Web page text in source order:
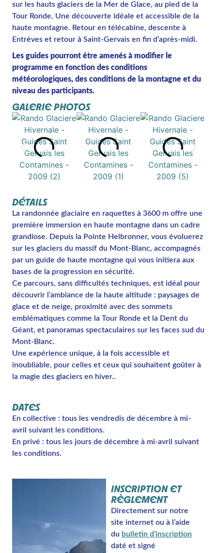
sur les hauts glaciers de la Mer de Glace, au pied de la
Tour Ronde. Une découverte idéale et accessible de la
haute montagne. Retour en télécabine, descente à
Entrèves et retour à Saint-Gervais en fin d’après-midi.
Les guides pourront être amenés à modifier le
programme en fonction des conditions
météorologiques, des conditions de la montagne et du
niveau des participants.
GALERIE PHOTOS
DÉTAILS
La randonnée glaciaire en raquettes à 3600 m offre une
première immersion en haute montagne dans un cadre
grandiose. Depuis la Pointe Helbronner, vous évoluerez
sur les glaciers du massif du Mont-Blanc, accompagnés
par un guide de haute montagne qui vous initiera aux
bases de la progression en sécurité.
Ce parcours, sans difficultés techniques, est idéal pour
découvrir l’ambiance de la haute altitude : paysages de
glace et de neige, proximité avec des sommets
emblématiques comme la Tour Ronde et la Dent du
Géant, et panoramas spectaculaires sur les faces sud du
Mont-Blanc.
Une expérience unique, à la fois accessible et
inoubliable, pour celles et ceux qui souhaitent goûter à
la magie des glaciers en hiver..
DATES
En collective : tous les vendredis de décembre à mi-
avril suivant les conditions.
En privé : tous les jours de décembre à mi-avril suivant
les conditions.
INSCRIPTION ET
RÈGLEMENT
Directement sur notre
site internet ou à l’aide
du bulletin d’inscription
daté et signé